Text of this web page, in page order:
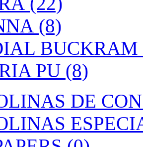
(8)
BUCKRAM
PU (8)
DE